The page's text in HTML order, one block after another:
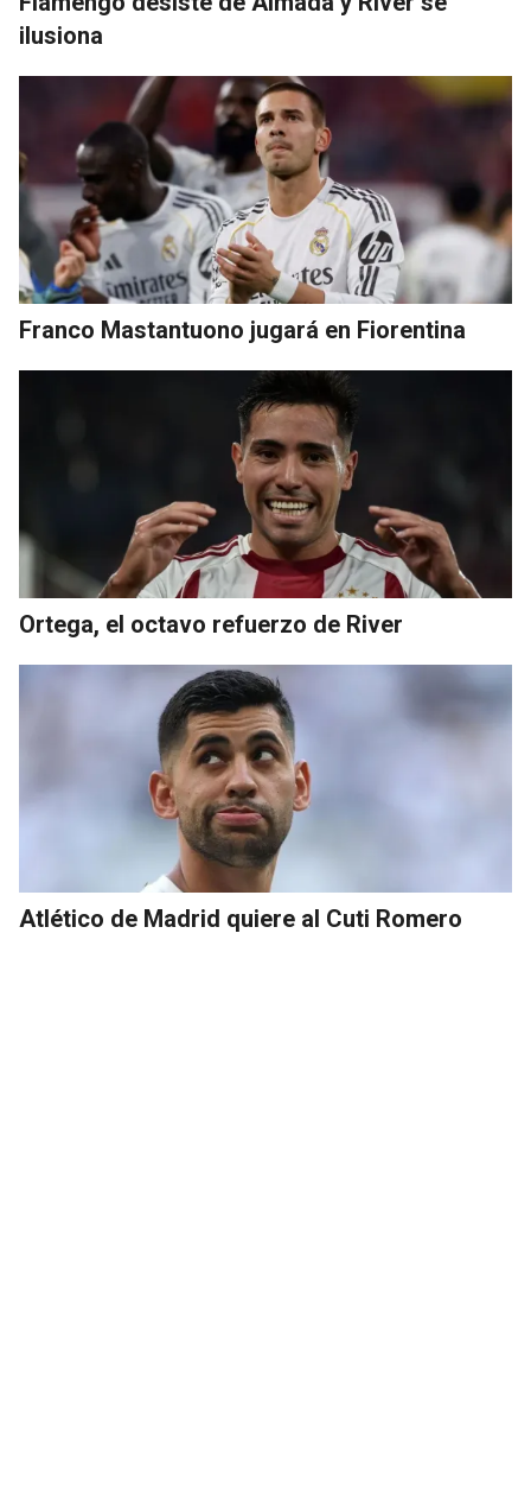
ilusiona
Franco Mastantuono jugará en Fiorentina
Ortega, el octavo refuerzo de River
Atlético de Madrid quiere al Cuti Romero